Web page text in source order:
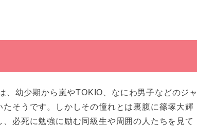
、幼少期から嵐やTOKIO、なにわ男子などのジャ
そうです。しかしその憧れとは裏腹に篠塚大輝
必死に勉強に励む同級生や周囲の人たちを見て